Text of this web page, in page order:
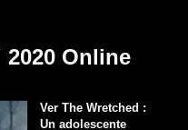
2020 Online
Ver The Wretched :
Un adolescente